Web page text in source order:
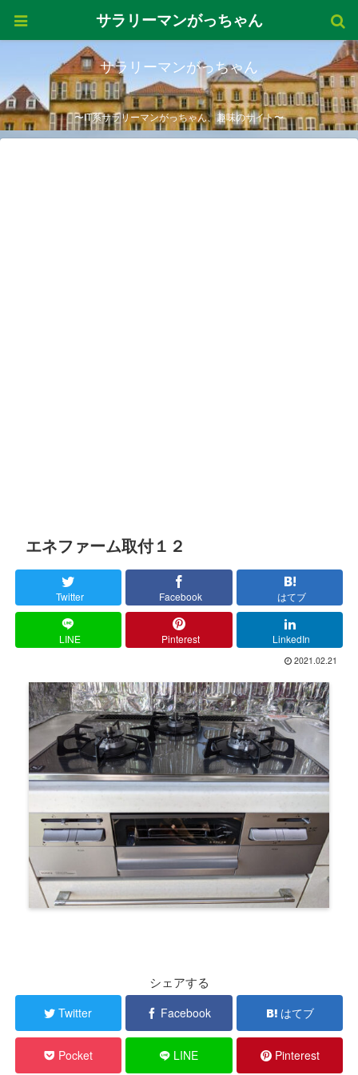
サラリーマンがっちゃん
〜IT系サラリーマンがっちゃん、趣味のサイト〜
エネファーム取付１２
Twitter Facebook はてブ
LINE Pinterest LinkedIn
2021.02.21
シェアする
Twitter Facebook はてブ
Pocket LINE Pinterest
サラリーマンがっちゃん